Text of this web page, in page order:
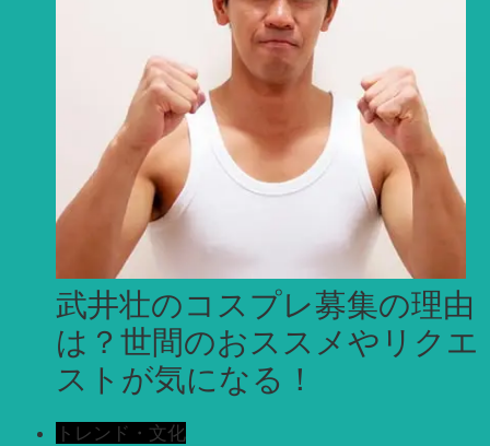
武井壮のコスプレ募集の理由
は？世間のおススメやリクエ
ストが気になる！
トレンド・文化